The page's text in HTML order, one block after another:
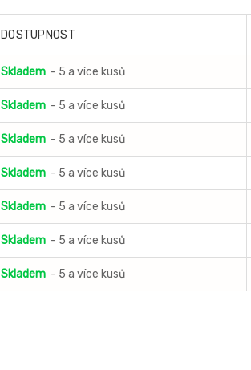
DOSTUPNOST
Skladem - 5 a více kusů
Skladem - 5 a více kusů
Skladem - 5 a více kusů
Skladem - 5 a více kusů
Skladem - 5 a více kusů
Skladem - 5 a více kusů
Skladem - 5 a více kusů